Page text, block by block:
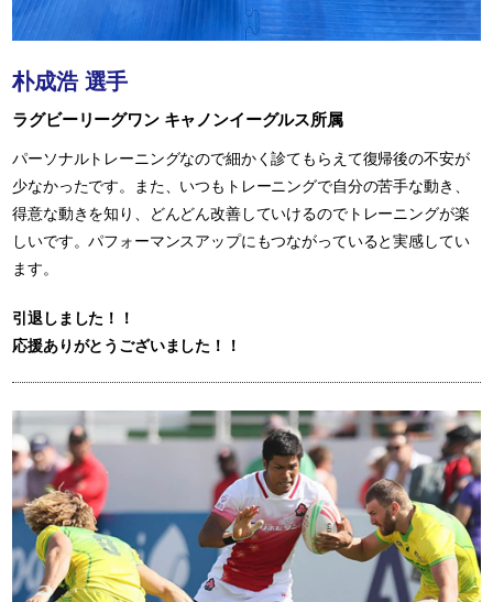
朴成浩 選手
ラグビーリーグワン キャノンイーグルス所属
パーソナルトレーニングなので細かく診てもらえて復帰後の不安が
少なかったです。また、いつもトレーニングで自分の苦手な動き、
得意な動きを知り、どんどん改善していけるのでトレーニングが楽
しいです。パフォーマンスアップにもつながっていると実感してい
ます。
引退しました！！
応援ありがとうございました！！